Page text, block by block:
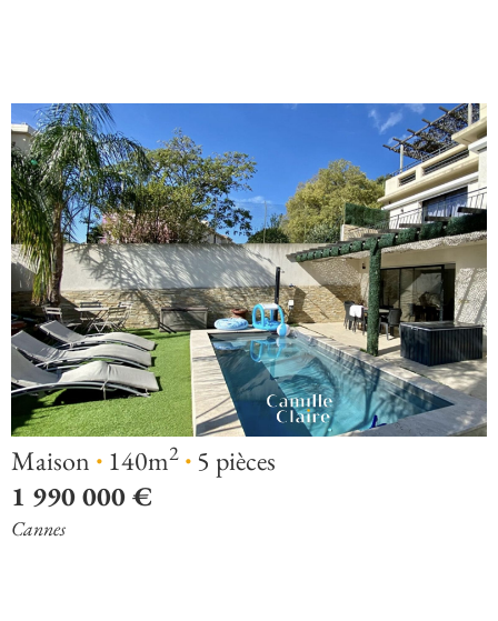
Maison · 140m2 · 5 pièces
1 990 000 €
Cannes